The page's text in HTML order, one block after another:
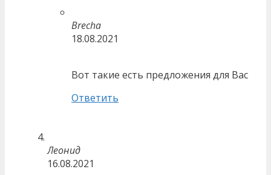
Brecha
18.08.2021
Вот такие есть предложения для Вас
Ответить
Леонид
16.08.2021